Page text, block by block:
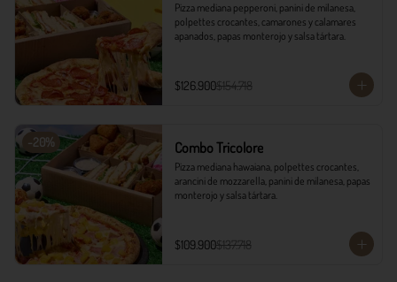
Pizza mediana pepperoni, panini de milanesa,
polpettes crocantes, camarones y calamares
apanados, papas monterojo y salsa tártara.
$126.900$154.718
-20% Combo Tricolore
Pizza mediana hawaiana, polpettes crocantes,
arancini de mozzarella, panini de milanesa, papas
monterojo y salsa tártara.
$109.900$137.718